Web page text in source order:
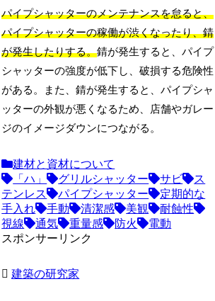
パイプシャッターのメンテナンスを怠ると、
パイプシャッターの稼働が渋くなったり、錆
が発生したりする。錆が発生すると、パイプ
シャッターの強度が低下し、破損する危険性
がある。また、錆が発生すると、パイプシャ
ッターの外観が悪くなるため、店舗やガレー
ジのイメージダウンにつながる。
建材と資材について
「ハ」
グリルシャッター サビ
ス
テンレス
パイプシャッター
定期的な
手入れ
手動 清潔感 美観
耐蝕性
視線
通気 重量感 防火
電動
スポンサーリンク
建築の研究家